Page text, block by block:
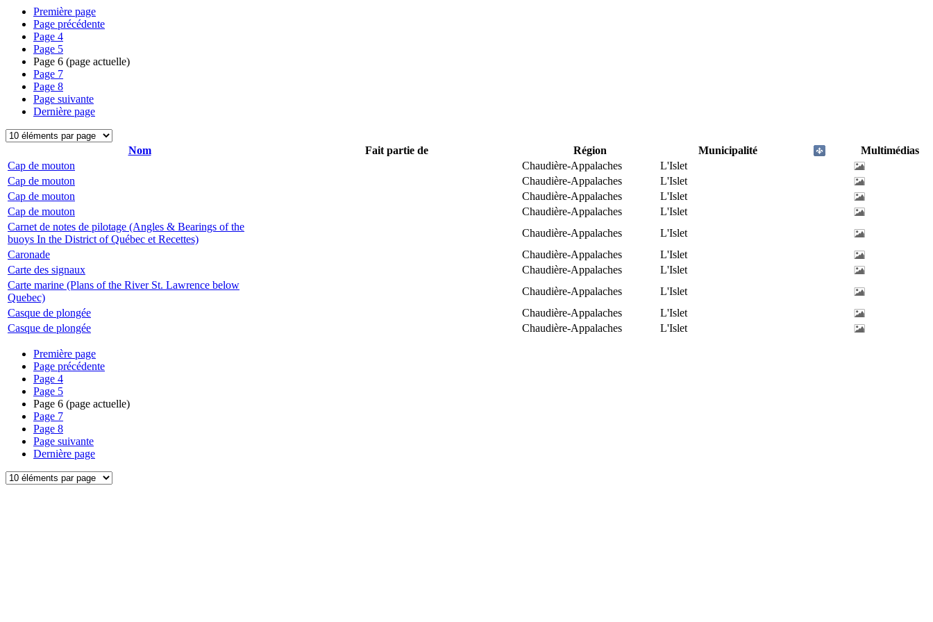
Première page
Page précédente
Page 4
Page 5
Page 6 (page actuelle)
Page 7
Page 8
Page suivante
Dernière page
Nom Fait partie de Région Municipalité
Multimédias
Cap de mouton
Chaudière-Appalaches
L'Islet
Cap de mouton
Chaudière-Appalaches
L'Islet
Cap de mouton
Chaudière-Appalaches
L'Islet
Cap de mouton
Chaudière-Appalaches
L'Islet
Carnet de notes de pilotage (Angles & Bearings of the
buoys In the District of Québec et Recettes)
Chaudière-Appalaches
L'Islet
Caronade
Chaudière-Appalaches
L'Islet
Carte des signaux
Chaudière-Appalaches
L'Islet
Carte marine (Plans of the River St. Lawrence below
Quebec)
Chaudière-Appalaches
L'Islet
Casque de plongée
Chaudière-Appalaches
L'Islet
Casque de plongée
Chaudière-Appalaches L'Islet
Première page
Page précédente
Page 4
Page 5
Page 6 (page actuelle)
Page 7
Page 8
Page suivante
Dernière page